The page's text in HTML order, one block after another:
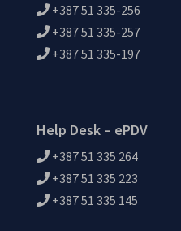
+387 51 335-256
+387 51 335-257
+387 51 335-197
Help Desk – ePDV
+387 51 335 264
+387 51 335 223
+387 51 335 145